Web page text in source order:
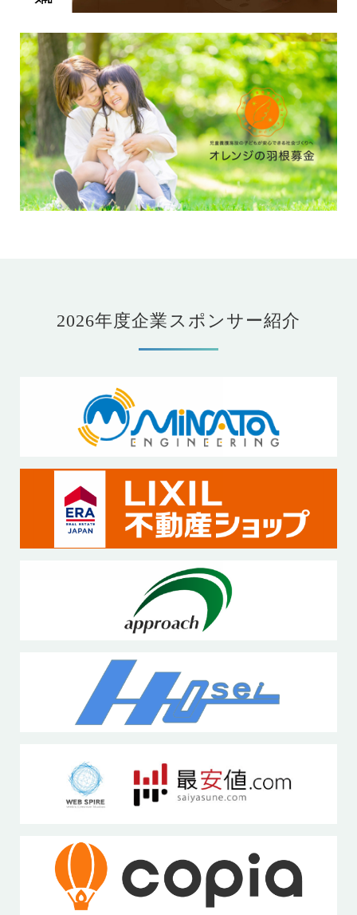
2026年度企業スポンサー紹介